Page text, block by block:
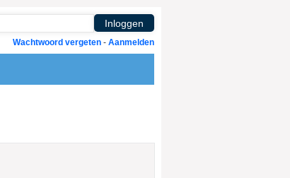
Wachtwoord vergeten - Aanmelden